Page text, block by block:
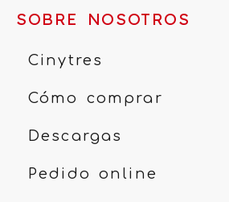
SOBRE NOSOTROS
Cinytres
Cómo comprar
Descargas
Pedido online